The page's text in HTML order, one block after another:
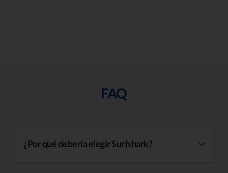
FAQ
¿Por qué debería elegir Surfshark?